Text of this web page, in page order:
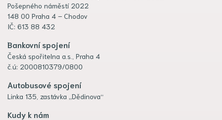
Pošepného náměstí 2022
148 00 Praha 4 – Chodov
IČ: 613 88 432
Bankovní spojení
Česká spořitelna a.s., Praha 4
č.ú: 2000810379/0800
Autobusové spojení
Linka 135, zastávka „Dědinova“
Kudy k nám